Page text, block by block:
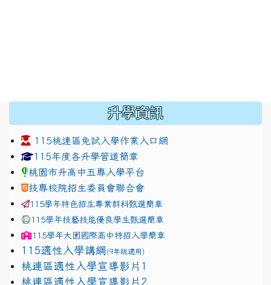
升學資訊
115桃連區免試入學作業入口網
link to https://www.jhjhs.tyc.edu.tw/modules/
115年度各升學管道簡章
桃園市升高中五專入學平台
技專校院招生委員會聯合會
115學年特色招生專業群科甄選簡章
115學年技藝技能優良學生甄選簡章
115學年大園國際高中特招入學簡章
115適性入學講綱 (9年級適用)
link to https://docs.google.com/presentation/d/
桃連區適性入學宣導影片1
link to https://docs.google.com/presentation/d/
桃連區適性入學宣導影片2